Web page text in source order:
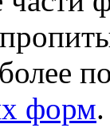
форм